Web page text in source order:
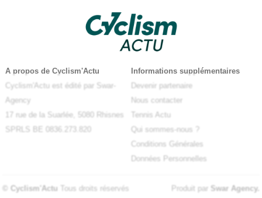
A propos de Cyclism'Actu
Cyclism'Actu est édité par Swar-
Agency
17 rue de la Suarlée, 5080 Rhisnes
SPRLS BE 0836.273.820
Informations supplémentaires
Devenir partenaire
Nous contacter
Tennis Actu
Qui sommes-nous ?
Conditions Générales
Données Personnelles
© Cyclism'Actu Tous droits réservés Produit par Swar Agency.